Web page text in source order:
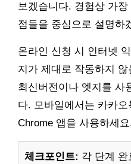
보겠습니다. 경험상 가
점들을 중심으로 설명하
온라인 신청 시 인터넷
지가 제대로 작동하지
최신버전이나 엣지를 사
다. 모바일에서는 카카
Chrome 앱을 사용하세
체크포인트: 각 단계 완